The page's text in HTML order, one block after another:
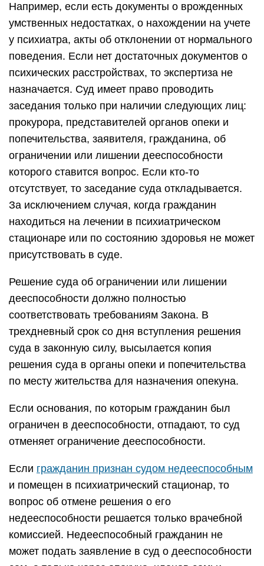
Например, если есть документы о врожденных
умственных недостатках, о нахождении на учете
у психиатра, акты об отклонении от нормального
поведения. Если нет достаточных документов о
психических расстройствах, то экспертиза не
назначается. Суд имеет право проводить
заседания только при наличии следующих лиц:
прокурора, представителей органов опеки и
попечительства, заявителя, гражданина, об
ограничении или лишении дееспособности
которого ставится вопрос. Если кто-то
отсутствует, то заседание суда откладывается.
За исключением случая, когда гражданин
находиться на лечении в психиатрическом
стационаре или по состоянию здоровья не может
присутствовать в суде.
Решение суда об ограничении или лишении
дееспособности должно полностью
соответствовать требованиям Закона. В
трехдневный срок со дня вступления решения
суда в законную силу, высылается копия
решения суда в органы опеки и попечительства
по месту жительства для назначения опекуна.
Если основания, по которым гражданин был
ограничен в дееспособности, отпадают, то суд
отменяет ограничение дееспособности.
Если гражданин признан судом недееспособным
и помещен в психиатрический стационар, то
вопрос об отмене решения о его
недееспособности решается только врачебной
комиссией. Недееспособный гражданин не
может подать заявление в суд о дееспособности